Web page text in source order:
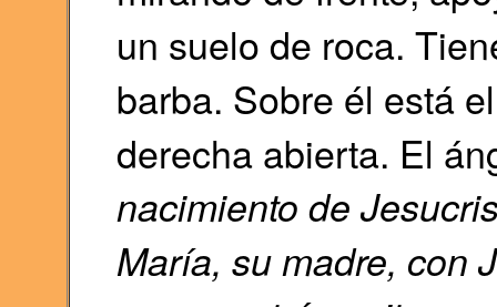
un suelo de roca.
barba. Sobre él está
derecha abierta. El
nacimiento de
María, su madre, con